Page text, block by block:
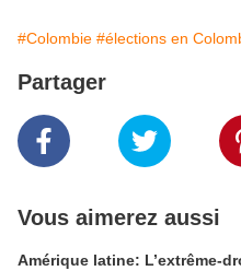
#Colombie #élections en
Partager
Vous aimerez aussi
Amérique latine: L’extrême-